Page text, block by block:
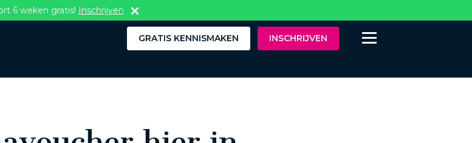
GRATIS KENNISMAKEN INSCHRIJVEN
6 weken gratis! Inschrijven